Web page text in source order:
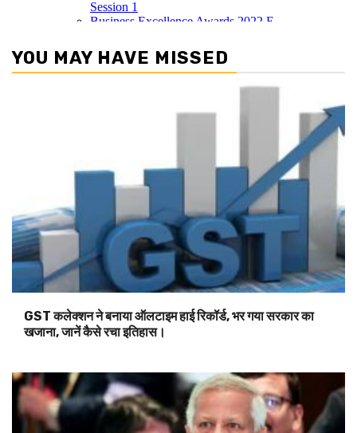
YOU MAY HAVE MISSED
GST कलेक्शन ने बनाया ऑलटाइम हाई रिकॉर्ड, भर गया सरकार का
खजाना, जानें कैसे रचा इतिहास।